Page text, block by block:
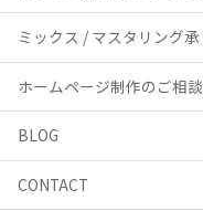
ミックス / マスタリング
ホームページ制作のご相
BLOG
CONTACT